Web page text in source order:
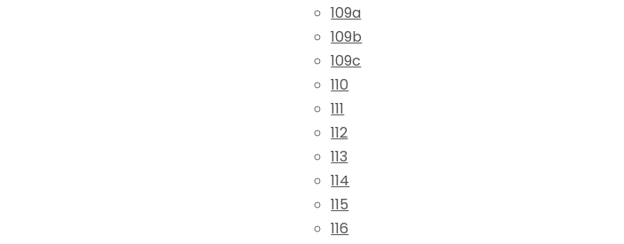
109a
109b
109c
110
111
112
113
114
115
116